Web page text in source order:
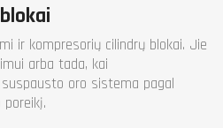
ir kompresorių cilindrų blokai. Jie
arba tada, kai
oro sistema pagal